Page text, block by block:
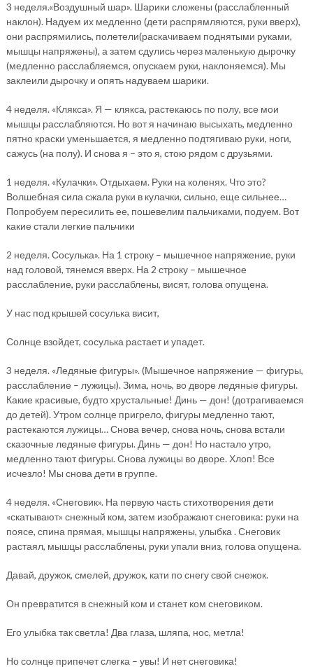
3 неделя.«Воздушный шар». Шарики сложены (расслабленный
наклон). Надуем их медленно (дети распрямляются, руки вверх),
они распрямились, полетели(раскачиваем поднятыми руками,
мышцы напряжены), а затем сдулись через маленькую дырочку
(медленно расслабляемся, опускаем руки, наклоняемся). Мы
заклеили дырочку и опять надуваем шарики.
4 неделя. «Клякса». Я — клякса, растекаюсь по полу, все мои
мышцы расслабляются. Но вот я начинаю высыхать, медленно
пятно краски уменьшается, я медленно подтягиваю руки, ноги,
сажусь (на полу). И снова я – это я, стою рядом с друзьями.
1 неделя. «Кулачки». Отдыхаем. Руки на коленях. Что это?
Волшебная сила сжала руки в кулачки, сильно, еще сильнее…
Попробуем пересилить ее, пошевелим пальчиками, подуем. Вот
какие стали легкие пальчики
2 неделя. Сосулька». На 1 строку – мышечное напряжение, руки
над головой, тянемся вверх. На 2 строку – мышечное
расслабление, руки расслаблены, висят, голова опущена.
У нас под крышей сосулька висит,
Солнце взойдет, сосулька растает и упадет.
3 неделя. «Ледяные фигуры». (Мышечное напряжение — фигуры,
расслабление – лужицы). Зима, ночь, во дворе ледяные фигуры.
Какие красивые, будто хрустальные! Динь — дон! (дотрагиваемся
до детей). Утром солнце пригрело, фигуры медленно тают,
растекаются лужицы… Снова вечер, снова ночь, снова встали
сказочные ледяные фигуры. Динь — дон! Но настало утро,
медленно тают фигуры. Снова лужицы во дворе. Хлоп! Все
исчезло! Мы снова дети в группе.
4 неделя. «Снеговик». На первую часть стихотворения дети
«скатывают» снежный ком, затем изображают снеговика: руки на
поясе, спина прямая, мышцы напряжены, улыбка . Снеговик
растаял, мышцы расслаблены, руки упали вниз, голова опущена.
Давай, дружок, смелей, дружок, кати по снегу свой снежок.
Он превратится в снежный ком и станет ком снеговиком.
Его улыбка так светла! Два глаза, шляпа, нос, метла!
Но солнце припечет слегка – увы! И нет снеговика!